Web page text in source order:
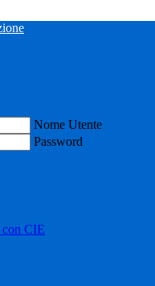
Nome Utente
Password
con CIE